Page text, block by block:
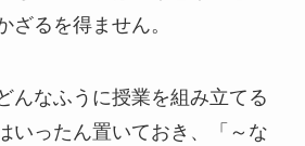
ざるを得ません。
んなふうに授業を組み立てる
いったん置いておき、「～な